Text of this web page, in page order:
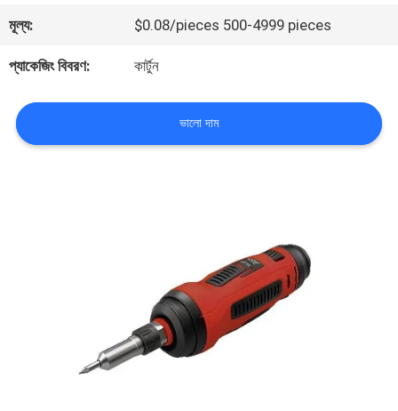
ভ্রমণ
মান
নিয়ন্ত্রণ
মূল্য: $0.08/pieces 500-4999 pieces
প্যাকেজিং বিবরণ: কার্টুন
ভালো দাম